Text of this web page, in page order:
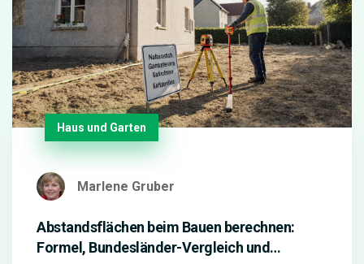
Haus und Garten
Marlene Gruber
Abstandsflächen beim Bauen berechnen:
Formel, Bundesländer-Vergleich und